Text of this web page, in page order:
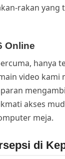
rakan yang
Online
hanya
video kami
akses
meja.
di